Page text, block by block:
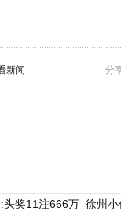
分
新闻
头奖11注666万 徐州